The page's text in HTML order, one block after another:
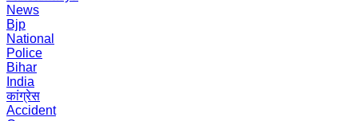
News
Bjp
National
Police
Bihar
India
कांग्रेस
Accident